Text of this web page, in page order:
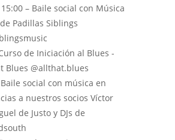
– Baile social con Música
Padillas Siblings
de Iniciación al Blues -
Blues⁣ @allthat.blues
social con música en
a nuestros socios Víctor
de Justo y DJs de